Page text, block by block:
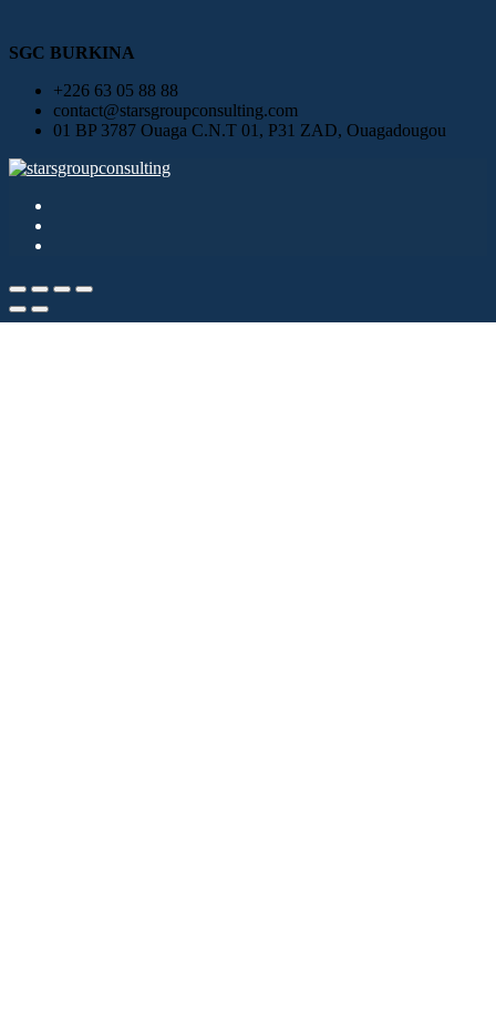
SGC BURKINA
+226 63 05 88 88
contact@starsgroupconsulting.com
01 BP 3787 Ouaga C.N.T 01, P31 ZAD, Ouagadougou